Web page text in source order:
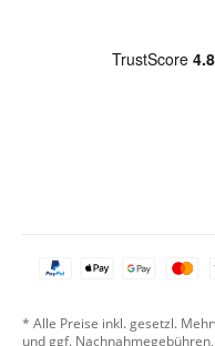
* Alle Preise inkl. gesetzl.
und ggf.